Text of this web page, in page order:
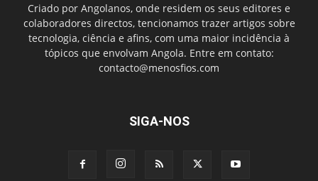
Criado por Angolanos, onde residem os seus editores e
colaboradores directos, tencionamos trazer artigos sobre
tecnologia, ciência e afins, com uma maior incidência à
tópicos que envolvam Angola. Entre em contato:
contacto@menosfios.com
SIGA-NOS